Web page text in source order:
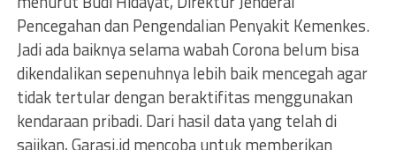
Pencegahan dan Pengendalian Penyakit Kemenkes.
Jadi ada baiknya selama wabah Corona belum bisa
dikendalikan sepenuhnya lebih baik mencegah agar
tidak tertular dengan beraktifitas menggunakan
kendaraan pribadi. Dari hasil data yang telah di
sajikan, Garasi.id mencoba untuk memberikan